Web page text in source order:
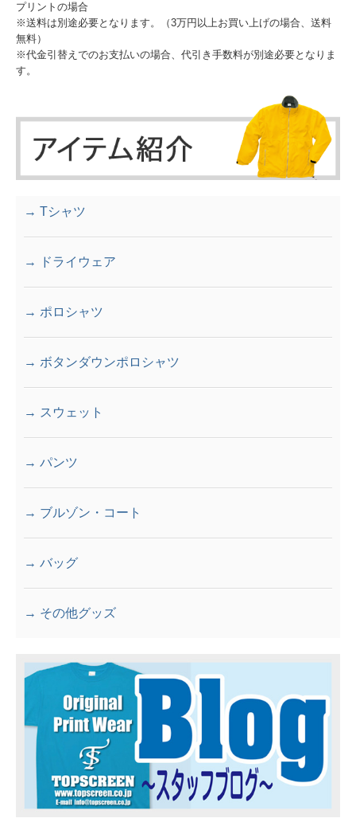
→ Tシャツ
→ ドライウェア
→ ポロシャツ
→ ボタンダウンポロシャツ
→ スウェット
→ パンツ
→ ブルゾン・コート
→ バッグ
→ その他グッズ
プリントの場合
※送料は別途必要となります。（3万円以上お買い上げの場合、送料
無料）
※代金引替えでのお支払いの場合、代引き手数料が別途必要となりま
す。